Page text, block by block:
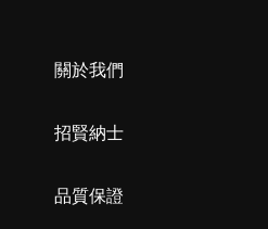
關於我們
招賢納士
品質保證